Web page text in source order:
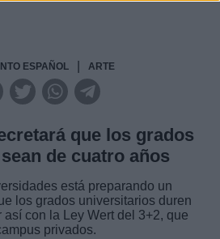
ESPAÑOL ARTE
que los grados
de cuatro años
está preparando un
los grados universitarios duren
así con la Ley Wert del 3+2, que
privados.